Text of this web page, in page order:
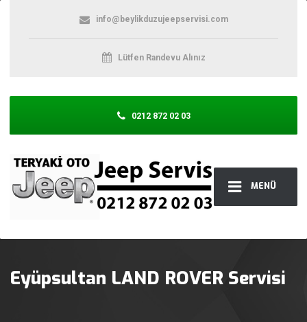
MENÜ
info@beylikduzujeepservisi.com
Lütfen Randevu Alınız
0212 872 02 03
Eyüpsultan LAND ROVER Servisi